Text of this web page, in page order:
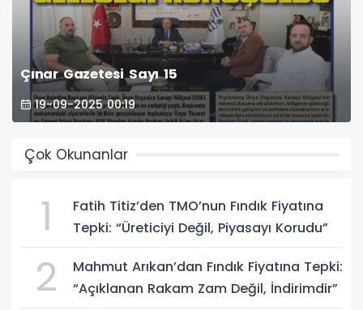
Çınar Gazetesi Sayı 15
19-09-2025 00:19
Çok Okunanlar
1
Fatih Titiz’den TMO’nun Fındık Fiyatına
Tepki: “Üreticiyi Değil, Piyasayı Korudu”
2
Mahmut Arıkan’dan Fındık Fiyatına Tepki:
“Açıklanan Rakam Zam Değil, İndirimdir”